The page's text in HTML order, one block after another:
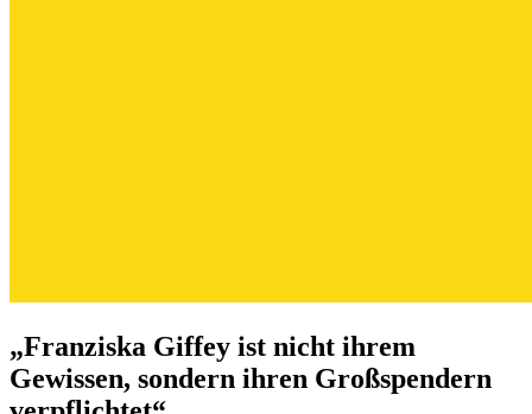
„Franziska Giffey ist nicht ihrem
Gewissen, sondern ihren Großspendern